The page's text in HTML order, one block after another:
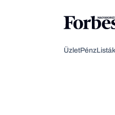
ÜzletPénzListák